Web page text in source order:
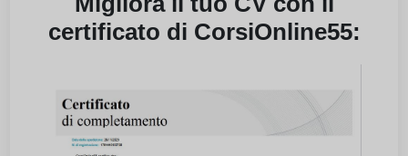
certificato di CorsiOnline55: